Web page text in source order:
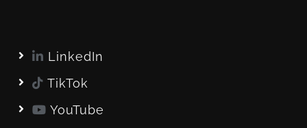
LinkedIn
TikTok
YouTube